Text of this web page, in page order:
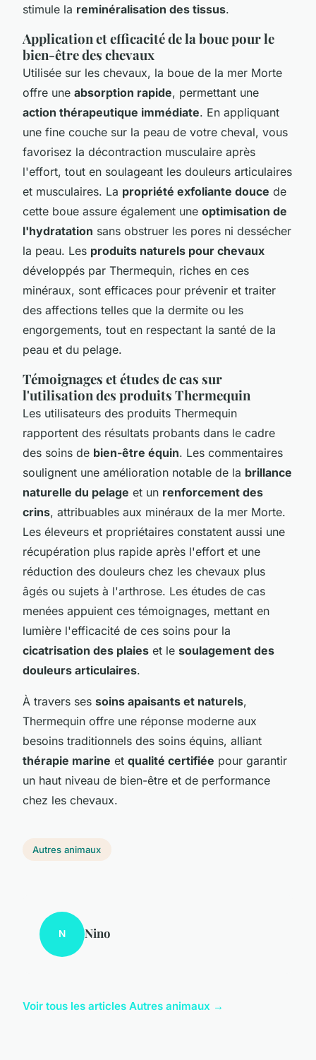
stimule la reminéralisation des tissus.
Application et efficacité de la boue pour le
bien-être des chevaux
Utilisée sur les chevaux, la boue de la mer Morte
offre une absorption rapide, permettant une
action thérapeutique immédiate. En appliquant
une fine couche sur la peau de votre cheval, vous
favorisez la décontraction musculaire après
l'effort, tout en soulageant les douleurs articulaires
et musculaires. La propriété exfoliante douce de
cette boue assure également une optimisation de
l'hydratation sans obstruer les pores ni dessécher
la peau. Les produits naturels pour chevaux
développés par Thermequin, riches en ces
minéraux, sont efficaces pour prévenir et traiter
des affections telles que la dermite ou les
engorgements, tout en respectant la santé de la
peau et du pelage.
Témoignages et études de cas sur
l'utilisation des produits Thermequin
Les utilisateurs des produits Thermequin
rapportent des résultats probants dans le cadre
des soins de bien-être équin. Les commentaires
soulignent une amélioration notable de la brillance
naturelle du pelage et un renforcement des
crins, attribuables aux minéraux de la mer Morte.
Les éleveurs et propriétaires constatent aussi une
récupération plus rapide après l'effort et une
réduction des douleurs chez les chevaux plus
âgés ou sujets à l'arthrose. Les études de cas
menées appuient ces témoignages, mettant en
lumière l'efficacité de ces soins pour la
cicatrisation des plaies et le soulagement des
douleurs articulaires.
À travers ses soins apaisants et naturels,
Thermequin offre une réponse moderne aux
besoins traditionnels des soins équins, alliant
thérapie marine et qualité certifiée pour garantir
un haut niveau de bien-être et de performance
chez les chevaux.
Autres animaux
N Nino
Voir tous les articles Autres animaux →